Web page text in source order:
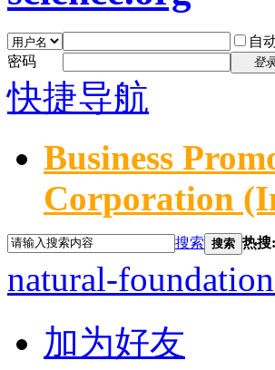
自
密码
登
快捷导航
Business
Corporation
搜索 搜索 热搜:
natural-
加为好友